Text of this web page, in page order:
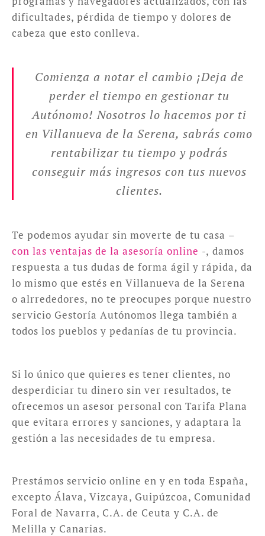
dificultades, pérdida de tiempo y dolores de
cabeza que esto conlleva.
Comienza a notar el cambio ¡Deja de
perder el tiempo en gestionar tu
Autónomo! Nosotros lo hacemos por ti
en Villanueva de la Serena, sabrás como
rentabilizar tu tiempo y podrás
conseguir más ingresos con tus nuevos
clientes.
Te podemos ayudar sin moverte de tu casa –
con las ventajas de la asesoría online -, damos
respuesta a tus dudas de forma ágil y rápida, da
lo mismo que estés en Villanueva de la Serena
o alrrededores, no te preocupes porque nuestro
servicio Gestoría Autónomos llega también a
todos los pueblos y pedanías de tu provincia.
Si lo único que quieres es tener clientes, no
desperdiciar tu dinero sin ver resultados, te
ofrecemos un asesor personal con Tarifa Plana
que evitara errores y sanciones, y adaptara la
gestión a las necesidades de tu empresa.
Prestámos servicio online en y en toda España,
excepto Álava, Vizcaya, Guipúzcoa, Comunidad
Foral de Navarra, C.A. de Ceuta y C.A. de
Melilla y Canarias.